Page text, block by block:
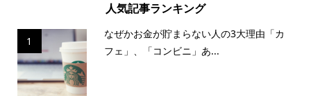
人気記事ランキング
1
なぜかお金が貯まらない人の3大理由「カ
フェ」、「コンビニ」あ...